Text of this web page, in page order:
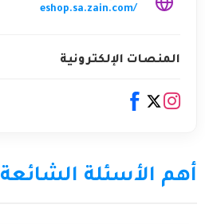
eshop.sa.zain.com/
المنصات الإلكترونية
أهم الأسئلة الشائعة